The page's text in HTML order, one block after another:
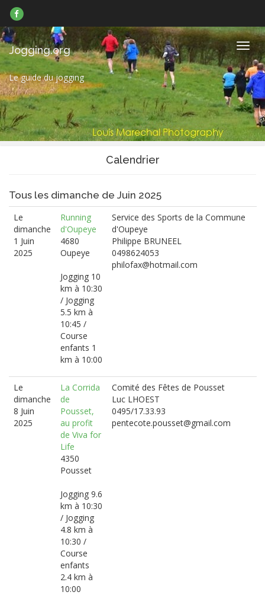
sur
Facebook
Jogging.org
Le guide du jogging
Calendrier
Tous les dimanche de Juin 2025
Le
dimanche
1 Juin
2025
Running
d'Oupeye
4680
Oupeye
Jogging 10
km à 10:30
/ Jogging
5.5 km à
10:45 /
Course
enfants 1
km à 10:00
Service des Sports de la Commune
d'Oupeye
Philippe BRUNEEL
0498624053
philofax@hotmail.com
Le
dimanche
8 Juin
2025
La Corrida
de
Pousset,
au profit
de Viva for
Life
4350
Pousset
Jogging 9.6
km à 10:30
/ Jogging
4.8 km à
10:30 /
Course
enfants
2.4 km à
10:00
Comité des Fêtes de Pousset
Luc LHOEST
0495/17.33.93
pentecote.pousset@gmail.com